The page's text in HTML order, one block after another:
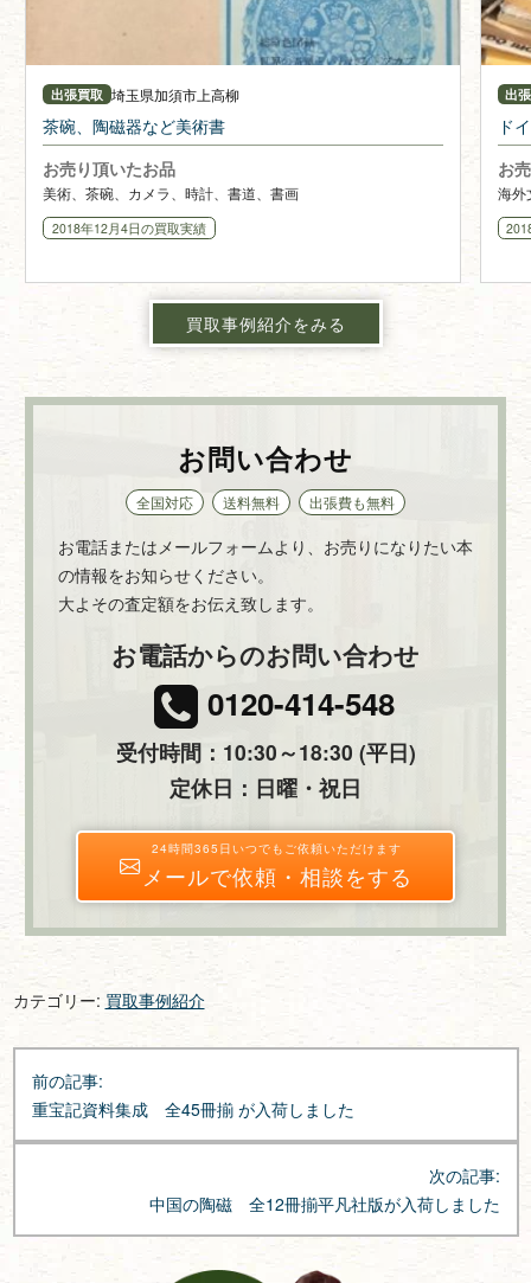
出張買取 埼玉県加須市上高柳
茶碗、陶磁器など美術書
お売り頂いたお品
美術、茶碗、カメラ、時計、書道、書画
2018年12月4日の買取実績
出
ド
お
海外
買取事例紹介をみる
お問い合わせ
全国対応 送料無料 出張費も無料
お電話またはメールフォームより、お売りになりたい本
の情報をお知らせください。
大よその査定額をお伝え致します。
お電話からのお問い合わせ
0120-414-548
受付時間：10:30～18:30 (平日)
定休日：日曜・祝日
24時間365日いつでもご依頼いただけます
メールで依頼・相談をする
カテゴリー: 買取事例紹介
投
稿
ナ
前の記事:
重宝記資料集成 全45冊揃 が入荷しました
次の記事:
中国の陶磁 全12冊揃平凡社版が入荷しました